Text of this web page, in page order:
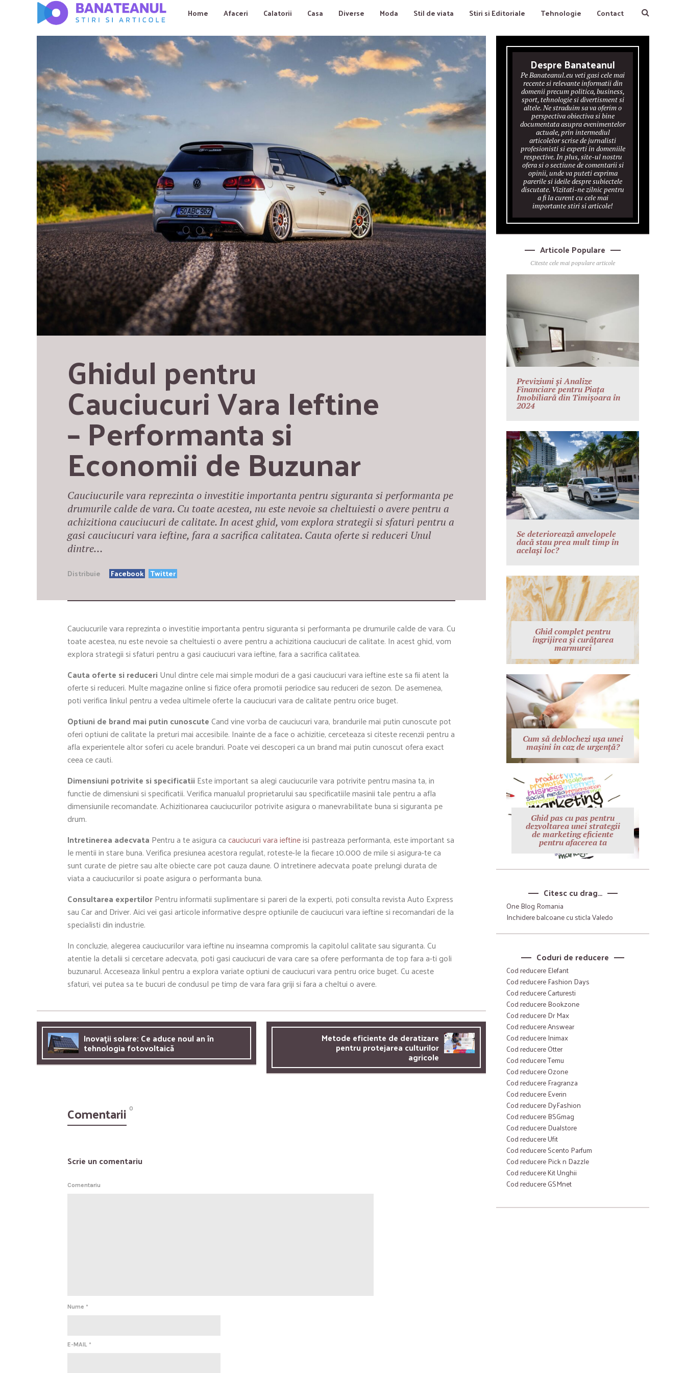
Home Afaceri Calatorii Casa Diverse Moda Stil de viata Stiri si Editoriale Tehnologie Contact
Ghidul pentru
Cauciucuri Vara Ieftine
– Performanta si
Economii de Buzunar
Cauciucurile vara reprezinta o investitie importanta pentru siguranta si performanta pe
drumurile calde de vara. Cu toate acestea, nu este nevoie sa cheltuiesti o avere pentru a
achizitiona cauciucuri de calitate. In acest ghid, vom explora strategii si sfaturi pentru a
gasi cauciucuri vara ieftine, fara a sacrifica calitatea. Cauta oferte si reduceri Unul
dintre…
Distribuie Facebook Twitter
Cauciucurile vara reprezinta o investitie importanta pentru siguranta si performanta pe drumurile calde de vara. Cu
toate acestea, nu este nevoie sa cheltuiesti o avere pentru a achizitiona cauciucuri de calitate. In acest ghid, vom
explora strategii si sfaturi pentru a gasi cauciucuri vara ieftine, fara a sacrifica calitatea.
Cauta oferte si reduceri Unul dintre cele mai simple moduri de a gasi cauciucuri vara ieftine este sa fii atent la
oferte si reduceri. Multe magazine online si fizice ofera promotii periodice sau reduceri de sezon. De asemenea,
poti verifica linkul pentru a vedea ultimele oferte la cauciucuri vara de calitate pentru orice buget.
Optiuni de brand mai putin cunoscuteCand vine vorba de cauciucuri vara, brandurile mai putin cunoscute pot
oferi optiuni de calitate la preturi mai accesibile. Inainte de a face o achizitie, cerceteaza si citeste recenzii pentru a
afla experientele altor soferi cu acele branduri. Poate vei descoperi ca un brand mai putin cunoscut ofera exact
ceea ce cauti.
Dimensiuni potrivite si specificatii Este important sa alegi cauciucurile vara potrivite pentru masina ta, in
functie de dimensiuni si specificatii. Verifica manualul proprietarului sau specificatiile masinii tale pentru a afla
dimensiunile recomandate. Achizitionarea cauciucurilor potrivite asigura o manevrabilitate buna si siguranta pe
drum.
Intretinerea adecvata Pentru a te asigura cacauciucuri vara ieftineisi pastreaza performanta, este important sa
le mentii in stare buna. Verifica presiunea acestora regulat, roteste-le la fiecare 10.000 de mile si asigura-te ca
sunt curate de pietre sau alte obiecte care pot cauza daune. O intretinere adecvata poate prelungi durata de
viata a cauciucurilor si poate asigura o performanta buna.
Consultarea expertilorPentru informatii suplimentare si pareri de la experti, poti consulta revista Auto Express
sau Car and Driver. Aici vei gasi articole informative despre optiunile de cauciucuri vara ieftine si recomandari de la
specialisti din industrie.
In concluzie, alegerea cauciucurilor vara ieftine nu inseamna compromis la capitolul calitate sau siguranta. Cu
atentie la detalii si cercetare adecvata, poti gasi cauciucuri de vara care sa ofere performanta de top fara a-ti goli
buzunarul. Acceseaza linkul pentru a explora variate optiuni de cauciucuri vara pentru orice buget. Cu aceste
sfaturi, vei putea sa te bucuri de condusul pe timp de vara fara griji si fara a cheltui o avere.
Inovații solare: Ce aduce noul an în
tehnologia fotovoltaică
Metode eficiente de deratizare
pentru protejarea culturilor
agricole
Comentarii 0
Scrie un comentariu
Comentariu
Nume *
E-MAIL *
Despre Banateanul
Pe Banateanul.eu veti gasi cele mai
recente si relevante informatii din
domenii precum politica, business,
sport, tehnologie si divertisment si
altele. Ne straduim sa va oferim o
perspectiva obiectiva si bine
documentata asupra evenimentelor
actuale, prin intermediul
articolelor scrise de jurnalisti
profesionisti si experti in domeniile
respective. In plus, site-ul nostru
ofera si o sectiune de comentarii si
opinii, unde va puteti exprima
parerile si ideile despre subiectele
discutate. Vizitati-ne zilnic pentru
a fi la curent cu cele mai
importante stiri si articole!
Articole Populare
Citeste cele mai populare articole
Previziuni și Analize
Financiare pentru Piața
Imobiliară din Timișoara în
2024
Se deteriorează anvelopele
dacă stau prea mult timp în
același loc?
Ghid complet pentru
îngrijirea și curățarea
marmurei
Cum să deblochezi ușa unei
mașini în caz de urgență?
Ghid pas cu pas pentru
dezvoltarea unei strategii
de marketing eficiente
pentru afacerea ta
Citesc cu drag…
One Blog Romania
Inchidere balcoane cu sticla Valedo
Coduri de reducere
Cod reducere Elefant
Cod reducere Fashion Days
Cod reducere Carturesti
Cod reducere Bookzone
Cod reducere Dr Max
Cod reducere Answear
Cod reducere Inimax
Cod reducere Otter
Cod reducere Temu
Cod reducere Ozone
Cod reducere Fragranza
Cod reducere Everin
Cod reducere DyFashion
Cod reducere BSGmag
Cod reducere Dualstore
Cod reducere Ufit
Cod reducere Scento Parfum
Cod reducere Pick n Dazzle
Cod reducere Kit Unghii
Cod reducere GSMnet